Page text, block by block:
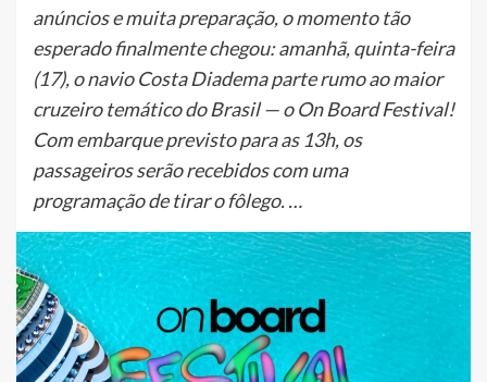
anúncios e muita preparação, o momento tão
esperado finalmente chegou: amanhã, quinta-feira
(17), o navio Costa Diadema parte rumo ao maior
cruzeiro temático do Brasil — o On Board Festival!
Com embarque previsto para as 13h, os
passageiros serão recebidos com uma
programação de tirar o fôlego. …